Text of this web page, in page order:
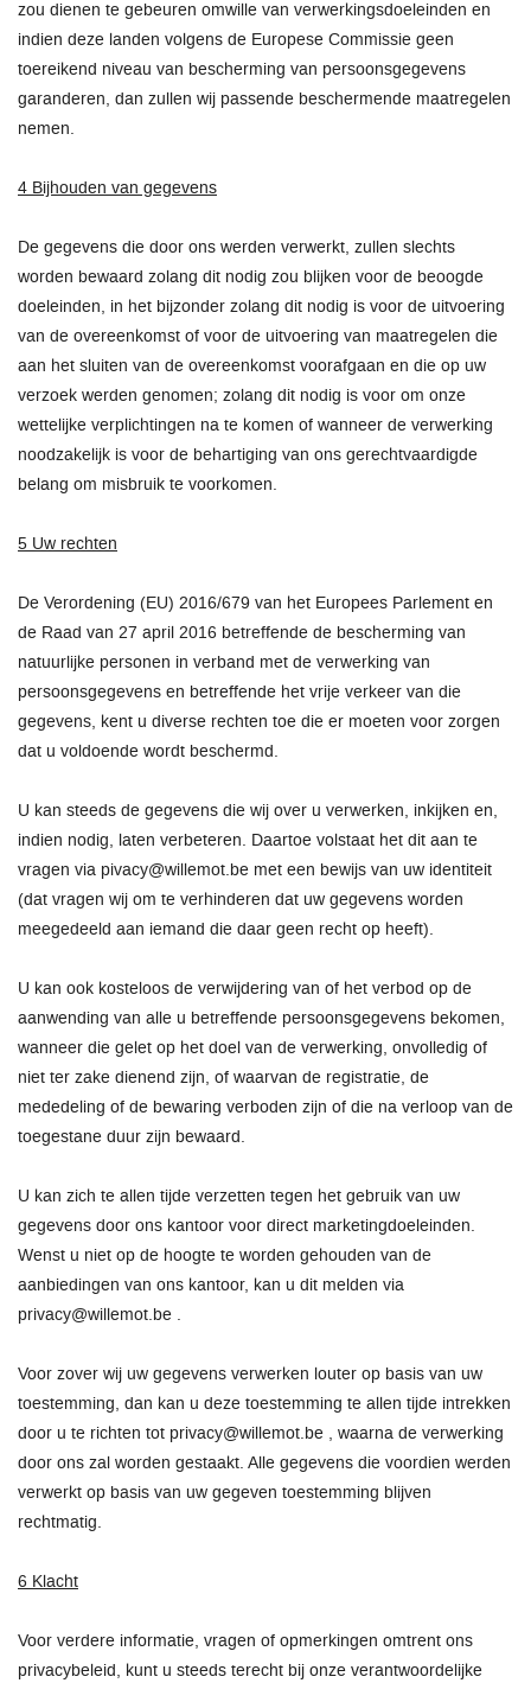
zou dienen te gebeuren omwille van verwerkingsdoeleinden en
indien deze landen volgens de Europese Commissie geen
toereikend niveau van bescherming van persoonsgegevens
garanderen, dan zullen wij passende beschermende maatregelen
nemen.
4 Bijhouden van gegevens
De gegevens die door ons werden verwerkt, zullen slechts
worden bewaard zolang dit nodig zou blijken voor de beoogde
doeleinden, in het bijzonder zolang dit nodig is voor de uitvoering
van de overeenkomst of voor de uitvoering van maatregelen die
aan het sluiten van de overeenkomst voorafgaan en die op uw
verzoek werden genomen; zolang dit nodig is voor om onze
wettelijke verplichtingen na te komen of wanneer de verwerking
noodzakelijk is voor de behartiging van ons gerechtvaardigde
belang om misbruik te voorkomen.
5 Uw rechten
De Verordening (EU) 2016/679 van het Europees Parlement en
de Raad van 27 april 2016 betreffende de bescherming van
natuurlijke personen in verband met de verwerking van
persoonsgegevens en betreffende het vrije verkeer van die
gegevens, kent u diverse rechten toe die er moeten voor zorgen
dat u voldoende wordt beschermd.
U kan steeds de gegevens die wij over u verwerken, inkijken en,
indien nodig, laten verbeteren. Daartoe volstaat het dit aan te
vragen via pivacy@willemot.be met een bewijs van uw identiteit
(dat vragen wij om te verhinderen dat uw gegevens worden
meegedeeld aan iemand die daar geen recht op heeft).
U kan ook kosteloos de verwijdering van of het verbod op de
aanwending van alle u betreffende persoonsgegevens bekomen,
wanneer die gelet op het doel van de verwerking, onvolledig of
niet ter zake dienend zijn, of waarvan de registratie, de
mededeling of de bewaring verboden zijn of die na verloop van de
toegestane duur zijn bewaard.
U kan zich te allen tijde verzetten tegen het gebruik van uw
gegevens door ons kantoor voor direct marketingdoeleinden.
Wenst u niet op de hoogte te worden gehouden van de
aanbiedingen van ons kantoor, kan u dit melden via
privacy@willemot.be .
Voor zover wij uw gegevens verwerken louter op basis van uw
toestemming, dan kan u deze toestemming te allen tijde intrekken
door u te richten tot privacy@willemot.be , waarna de verwerking
door ons zal worden gestaakt. Alle gegevens die voordien werden
verwerkt op basis van uw gegeven toestemming blijven
rechtmatig.
6 Klacht
Voor verdere informatie, vragen of opmerkingen omtrent ons
privacybeleid, kunt u steeds terecht bij onze verantwoordelijke